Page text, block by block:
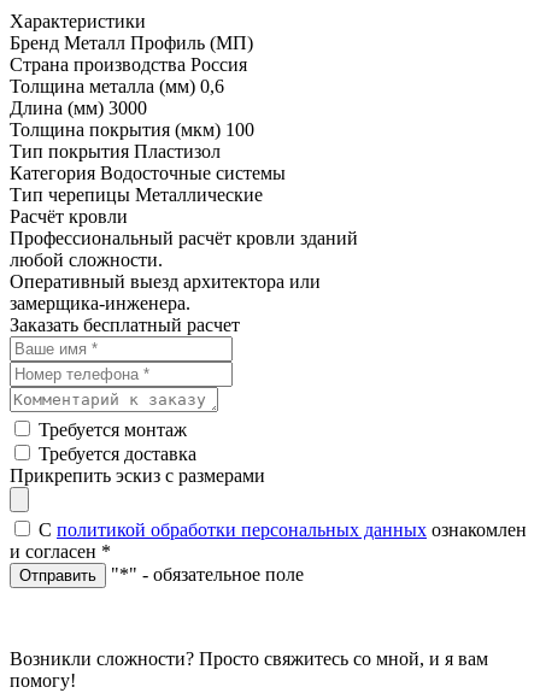
Характеристики
Бренд Металл Профиль (МП)
Страна производства Россия
Толщина металла (мм) 0,6
Длина (мм) 3000
Толщина покрытия (мкм) 100
Тип покрытия Пластизол
Категория Водосточные системы
Тип черепицы Металлические
Расчёт кровли
Профессиональный расчёт кровли зданий
любой сложности.
Оперативный выезд архитектора или
замерщика-инженера.
Заказать бесплатный расчет
Требуется монтаж
Требуется доставка
Прикрепить эскиз с размерами
С политикой обработки персональных данных ознакомлен
и согласен *
Отправить "*" - обязательное поле
Возникли сложности? Просто свяжитесь со мной, и я вам
помогу!